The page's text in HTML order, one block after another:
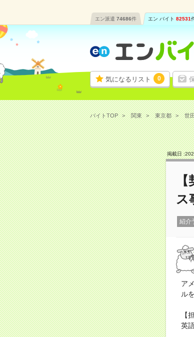
エン派遣 74686件 エン バイト 82531
気になるリスト 0
バイトTOP 関東 東京都 世
掲載日 :
ス
紹介
ア
ル
【
英